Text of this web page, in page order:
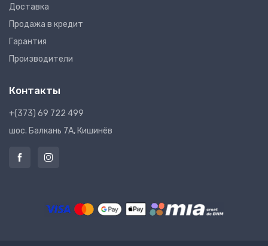
Доставка
Продажа в кредит
Гарантия
Производители
Контакты
+(373) 69 722 499
шос. Балкань 7A, Кишинёв